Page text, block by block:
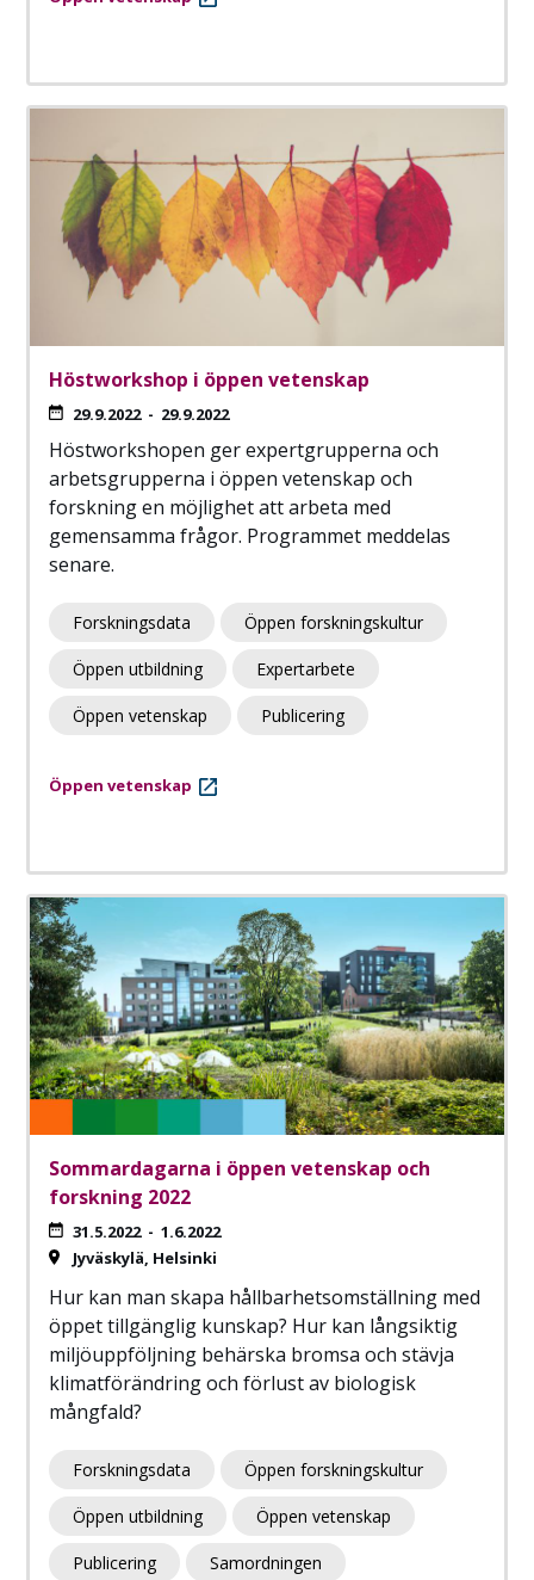
Höstworkshop i öppen vetenskap
29.9.2022- 29.9.2022
Höstworkshopen ger expertgrupperna och
arbetsgrupperna i öppen vetenskap och
forskning en möjlighet att arbeta med
gemensamma frågor. Programmet meddelas
senare.
Forskningsdata Öppen forskningskultur
Öppen utbildning Expertarbete
Öppen vetenskap Publicering
Öppen vetenskap
Sommardagarna i öppen vetenskap och
forskning 2022
31.5.2022- 1.6.2022
Jyväskylä Helsinki
Hur kan man skapa hållbarhetsomställning med
öppet tillgänglig kunskap? Hur kan långsiktig
miljöuppföljning behärska bromsa och stävja
klimatförändring och förlust av biologisk
mångfald?
Forskningsdata Öppen forskningskultur
Öppen utbildning Öppen vetenskap
Publicering Samordningen